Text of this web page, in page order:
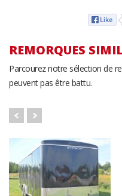
REMORQUES
Parcourez notre sélection de
peuvent pas être battu.